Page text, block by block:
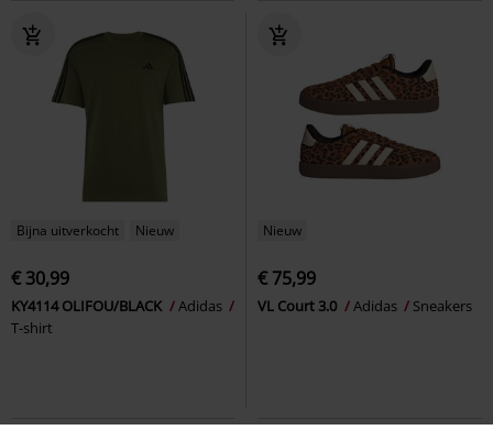
Bijna uitverkocht Nieuw
€ 30,99
KY4114 OLIFOU/BLACK
Adidas
T-shirt
Nieuw
€ 75,99
VL Court 3.0 Adidas Sneakers